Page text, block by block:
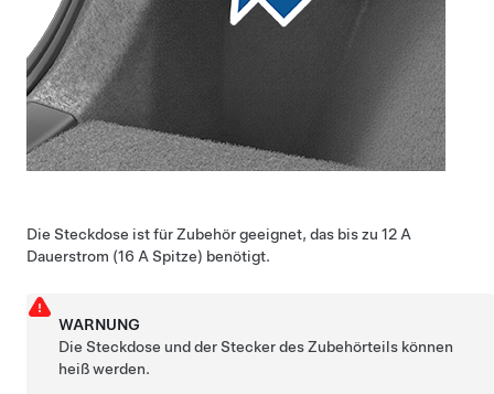
Die Steckdose ist für Zubehör geeignet, das bis zu 12 A
Dauerstrom (16 A Spitze) benötigt.
WARNUNG
Die Steckdose und der Stecker des Zubehörteils können
heiß werden.